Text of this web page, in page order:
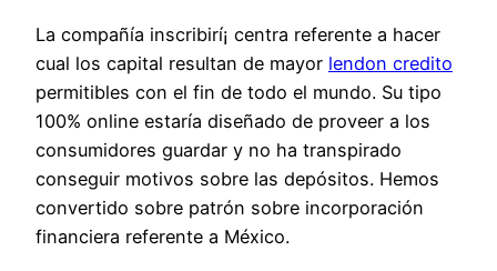
La compañía inscribirí¡ centra referente a hacer
cual los capital resultan de mayor lendon credito
permitibles con el fin de todo el mundo. Su tipo
100% online estaría diseñado de proveer a los
consumidores guardar y no ha transpirado
conseguir motivos sobre las depósitos. Hemos
convertido sobre patrón sobre incorporación
financiera referente a México.